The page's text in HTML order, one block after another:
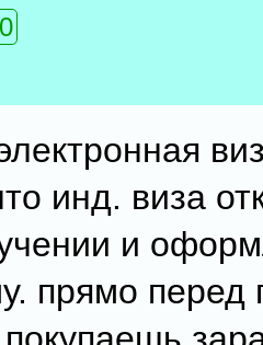
инд. виза
и
прямо перед